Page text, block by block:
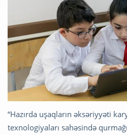
“Hazırda uşaqların əksəriyyəti
texnologiyaları sahəsində